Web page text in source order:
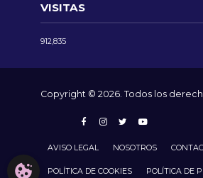
VISITAS
912,835
Copyright © 2026. Todos los
AVISO LEGAL NOSOTROS
POLÍTICA DE COOKIES POLÍTICA DE
CONFIGURACIÓN DE COOKIES